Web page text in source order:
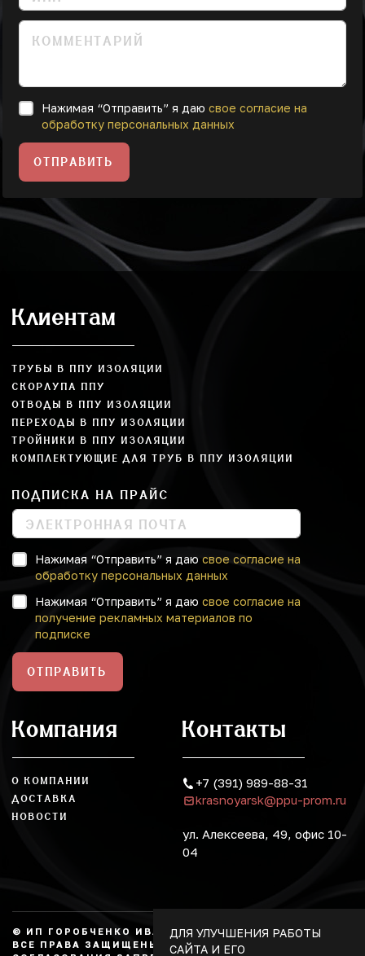
Нажимая “Отправить” я даю свое согласие на
обработку персональных данных
ОТПРАВИТЬ
Клиентам
ТРУБЫ В ППУ ИЗОЛЯЦИИ
СКОРЛУПА ППУ
ОТВОДЫ В ППУ ИЗОЛЯЦИИ
ПЕРЕХОДЫ В ППУ ИЗОЛЯЦИИ
ТРОЙНИКИ В ППУ ИЗОЛЯЦИИ
КОМПЛЕКТУЮЩИЕ ДЛЯ ТРУБ В ППУ ИЗОЛЯЦИИ
ПОДПИСКА НА ПРАЙС
Нажимая “Отправить” я даю свое согласие на
обработку персональных данных
Нажимая “Отправить” я даю свое согласие на
получение рекламных материалов по
подписке
ОТПРАВИТЬ
Компания
О КОМПАНИИ
ДОСТАВКА
НОВОСТИ
Контакты
+7 (391) 989-88-31
krasnoyarsk@ppu-prom.ru
ул. Алексеева, 49, офис 10-
04
© ИП ГОРОБЧЕНКО ИВАН АЛЕКСАНДРОВИЧ, 2026.
ВСЕ ПРАВА ЗАЩИЩЕНЫ, КОПИРОВАНИЕ БЕЗ
ДЛЯ УЛУЧШЕНИЯ РАБОТЫ
САЙТА И ЕГО